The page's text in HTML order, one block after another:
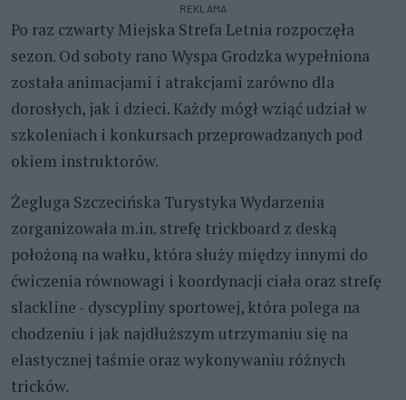
REKLAMA
Po raz czwarty Miejska Strefa Letnia rozpoczęła
sezon. Od soboty rano Wyspa Grodzka wypełniona
została animacjami i atrakcjami zarówno dla
dorosłych, jak i dzieci. Każdy mógł wziąć udział w
szkoleniach i konkursach przeprowadzanych pod
okiem instruktorów.
Żegluga Szczecińska Turystyka Wydarzenia
zorganizowała m.in. strefę trickboard z deską
położoną na wałku, która służy między innymi do
ćwiczenia równowagi i koordynacji ciała oraz strefę
slackline - dyscypliny sportowej, która polega na
chodzeniu i jak najdłuższym utrzymaniu się na
elastycznej taśmie oraz wykonywaniu różnych
tricków.